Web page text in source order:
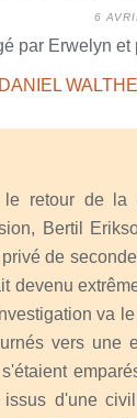
6
par Erwelyn
retour de la
Bertil
de
devenu
va
vers une
d'une